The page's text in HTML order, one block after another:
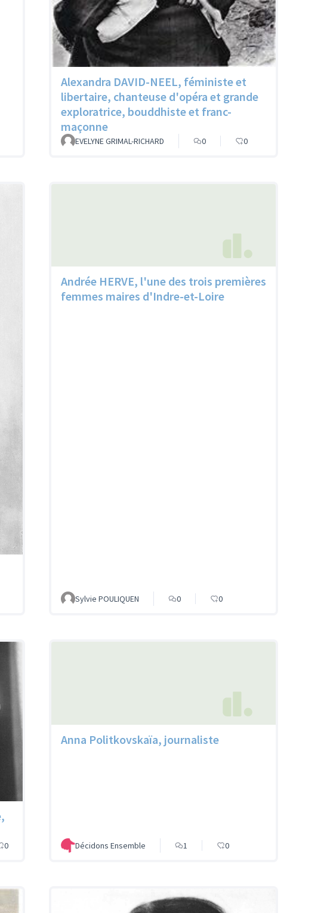
Alexandra DAVID-NEEL, féministe et
libertaire, chanteuse d'opéra et grande
exploratrice, bouddhiste et franc-
maçonne
EVELYNE GRIMAL-RICHARD 0 0
Andrée HERVE, l'une des trois premières
femmes maires d'Indre-et-Loire
Sylvie POULIQUEN 0 0
0
Anna Politkovskaïa, journaliste
Décidons Ensemble 1 0